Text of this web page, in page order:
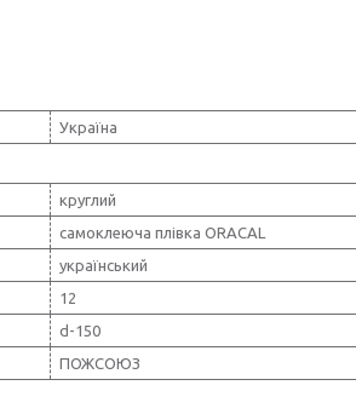
Україна
круглий
самоклеюча плівка ORACAL
український
12
d-150
ПОЖСОЮЗ